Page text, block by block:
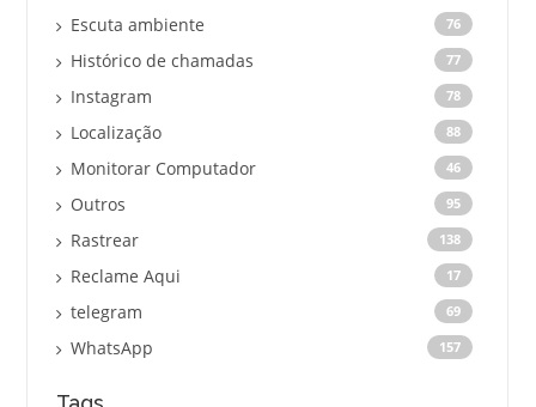
Escuta ambiente 76
Histórico de chamadas 77
Instagram 78
Localização 88
Monitorar Computador 46
Outros 95
Rastrear 138
Reclame Aqui 17
telegram 69
WhatsApp 157